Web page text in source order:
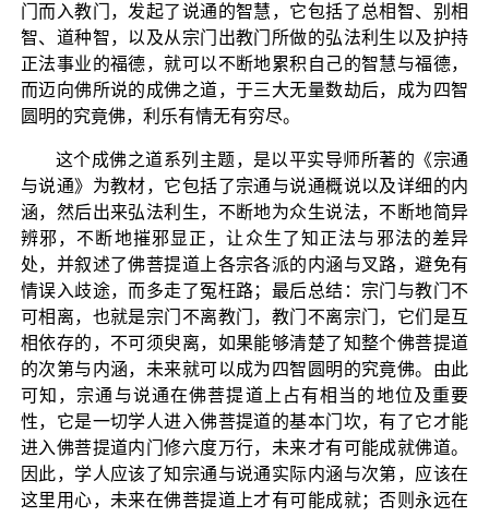
门而入教门，发起了说通的智慧，它包括了总相智、别相
智、道种智，以及从宗门出教门所做的弘法利生以及护持
正法事业的福德，就可以不断地累积自己的智慧与福德，
而迈向佛所说的成佛之道，于三大无量数劫后，成为四智
圆明的究竟佛，利乐有情无有穷尽。
这个成佛之道系列主题，是以平实导师所著的《宗通
与说通》为教材，它包括了宗通与说通概说以及详细的内
涵，然后出来弘法利生，不断地为众生说法，不断地简异
辨邪，不断地摧邪显正，让众生了知正法与邪法的差异
处，并叙述了佛菩提道上各宗各派的内涵与叉路，避免有
情误入歧途，而多走了冤枉路；最后总结：宗门与教门不
可相离，也就是宗门不离教门，教门不离宗门，它们是互
相依存的，不可须臾离，如果能够清楚了知整个佛菩提道
的次第与内涵，未来就可以成为四智圆明的究竟佛。由此
可知，宗通与说通在佛菩提道上占有相当的地位及重要
性，它是一切学人进入佛菩提道的基本门坎，有了它才能
进入佛菩提道内门修六度万行，未来才有可能成就佛道。
因此，学人应该了知宗通与说通实际内涵与次第，应该在
这里用心，未来在佛菩提道上才有可能成就；否则永远在